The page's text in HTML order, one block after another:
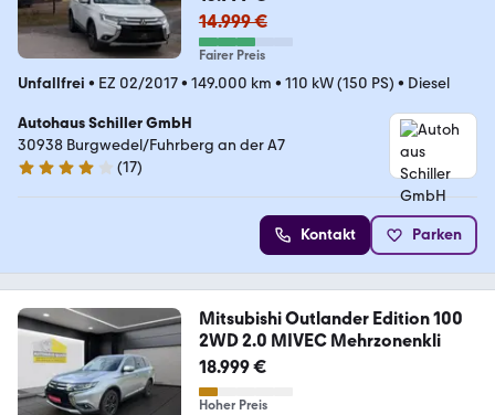
14.999 €
Fairer Preis
Unfallfrei • EZ 02/2017• 149.000 km • 110 kW (150 PS) • Diesel
Autohaus Schiller GmbH
30938 Burgwedel/Fuhrberg an der A7
4 Sterne
(17)
Kontakt Parken
Mitsubishi Outlander Edition 100
2WD 2.0 MIVEC Mehrzonenkli
18.999 €
Hoher Preis